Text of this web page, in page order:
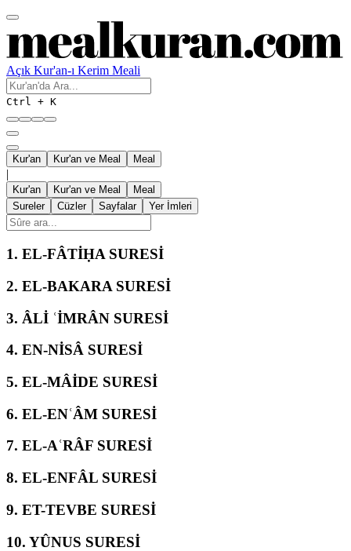
Açık Kur'an-ı Kerim Meali
Ctrl + K
Kur'an Kur'an ve Meal Meal
|
Kur'an Kur'an ve Meal
Meal
Sureler
Cüzler Sayfalar Yer İmleri
1. EL-FÂTİḤA SURESİ
2. EL-BAKARA SURESİ
3. ÂLİ ʿİMRÂN SURESİ
4. EN-NİSÂ SURESİ
5. EL-MÂİDE SURESİ
6. EL-ENʿÂM SURESİ
7. EL-AʿRÂF SURESİ
8. EL-ENFÂL SURESİ
9. ET-TEVBE SURESİ
10. YÛNUS SURESİ